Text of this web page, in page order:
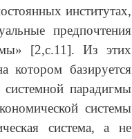
институтах,
предпочтения
[2,с.11]. Из этих
базируется
парадигмы
системы
система, а не